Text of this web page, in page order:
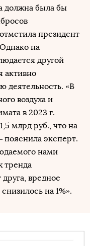
должна была бы
президент
на
другой
активно
деятельность. «В
воздуха и
в 2023 г.
млрд руб., что на
пояснила эксперт.
нами
тренда
вредное
на 1%».